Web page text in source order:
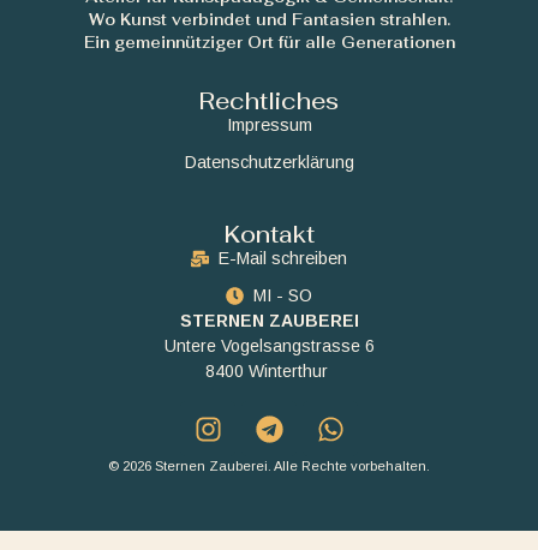
Wo Kunst verbindet und Fantasien strahlen.
Ein gemeinnütziger Ort für alle Generationen
Rechtliches
Impressum
Datenschutzerklärung
Kontakt
E-Mail schreiben
MI - SO
STERNEN ZAUBEREI
Untere Vogelsangstrasse 6
8400 Winterthur
© 2026 Sternen Zauberei. Alle Rechte vorbehalten.